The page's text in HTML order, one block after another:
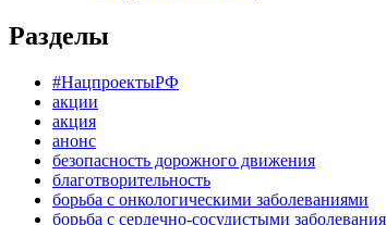
Разделы
#НацпроектыРФ
акции
акция
анонс
безопасность дорожного движения
благотворительность
борьба с онкологическими заболеваниями
борьба с сердечно-сосудистыми